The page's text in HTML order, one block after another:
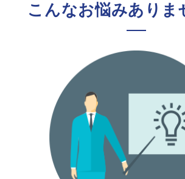
こんなお悩みありま